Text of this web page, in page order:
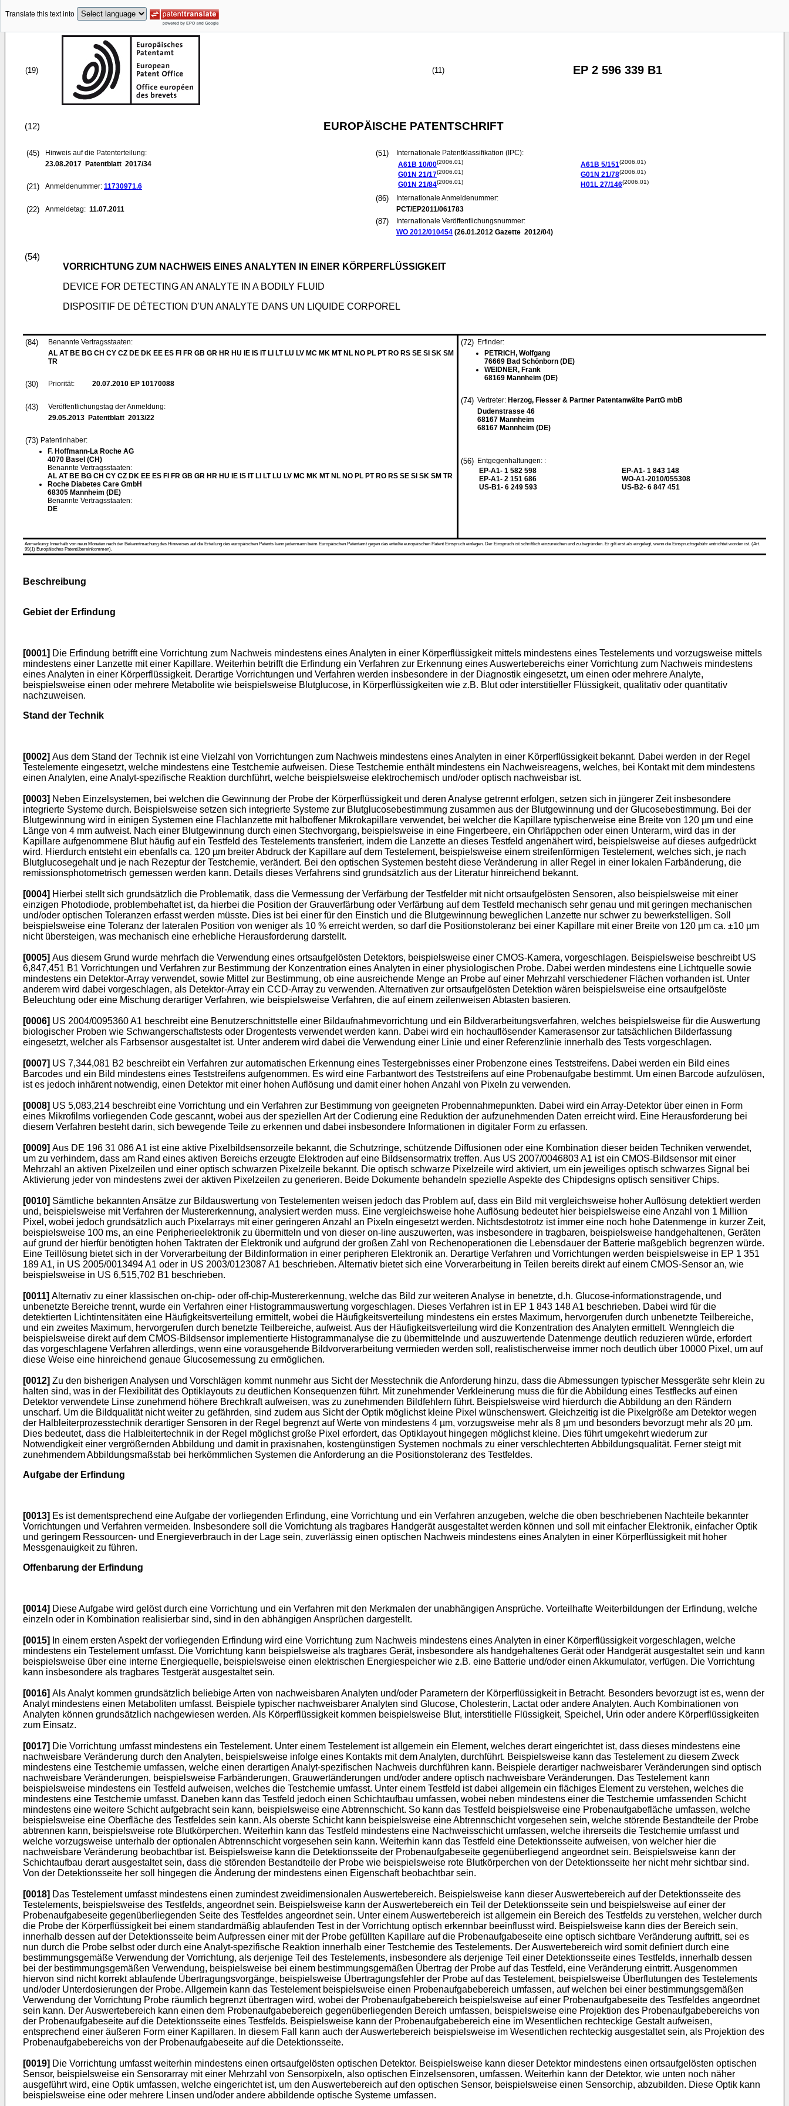
Translate this text into
(19) (11) EP 2 596 339 B1
(12) EUROPÄISCHE PATENTSCHRIFT
(45)
Hinweis auf die Patenterteilung:
23.08.2017 Patentblatt 2017/34
(21) Anmeldenummer: 11730971.6
(22) Anmeldetag: 11.07.2011
(51)
Internationale Patentklassifikation (IPC):
A61B 10/00(2006.01)
G01N 21/17(2006.01)
G01N 21/84(2006.01)
A61B 5/151(2006.01)
G01N 21/78(2006.01)
H01L 27/146(2006.01)
(86)
Internationale Anmeldenummer:
PCT/EP2011/061783
(87)
Internationale Veröffentlichungsnummer:
WO 2012/010454 (26.01.2012 Gazette 2012/04)
(54)
VORRICHTUNG ZUM NACHWEIS EINES ANALYTEN IN EINER KÖRPERFLÜSSIGKEIT
DEVICE FOR DETECTING AN ANALYTE IN A BODILY FLUID
DISPOSITIF DE DÉTECTION D'UN ANALYTE DANS UN LIQUIDE CORPOREL
(84)
Benannte Vertragsstaaten:
AL AT BE BG CH CY CZ DE DK EE ES FI FR GB GR HR HU IE IS IT LI LT LU LV MC MK MT NL NO PL PT RO RS SE SI SK SM
TR
(30) Priorität: 20.07.2010 EP 10170088
(43)
Veröffentlichungstag der Anmeldung:
29.05.2013 Patentblatt 2013/22
(73) Patentinhaber:
F. Hoffmann-La Roche AG
4070 Basel (CH)
Benannte Vertragsstaaten:
AL AT BE BG CH CY CZ DK EE ES FI FR GB GR HR HU IE IS IT LI LT LU LV MC MK MT NL NO PL PT RO RS SE SI SK SM TR
Roche Diabetes Care GmbH
68305 Mannheim (DE)
Benannte Vertragsstaaten:
DE
(72) Erfinder:
PETRICH, Wolfgang
76669 Bad Schönborn (DE)
WEIDNER, Frank
68169 Mannheim (DE)
(74) Vertreter: Herzog, Fiesser & Partner Patentanwälte PartG mbB
Dudenstrasse 46
68167 Mannheim
68167 Mannheim (DE)
(56) Entgegenhaltungen: :
EP-A1- 1 582 598
EP-A1- 2 151 686
US-B1- 6 249 593
EP-A1- 1 843 148
WO-A1-2010/055308
US-B2- 6 847 451
Anmerkung: Innerhalb von neun Monaten nach der Bekanntmachung des Hinweises auf die Erteilung des europäischen Patents kann jedermann beim Europäischen Patentamt gegen das erteilte europäischen Patent Einspruch einlegen. Der Einspruch ist schriftlich einzureichen und zu begründen. Er gilt erst als eingelegt, wenn die Einspruchsgebühr entrichtet worden ist. (Art.
99(1) Europäisches Patentübereinkommen).
Beschreibung
Gebiet der Erfindung
[0001] Die Erfindung betrifft eine Vorrichtung zum Nachweis mindestens eines Analyten in einer Körperflüssigkeit mittels mindestens eines Testelements und vorzugsweise mittels
mindestens einer Lanzette mit einer Kapillare. Weiterhin betrifft die Erfindung ein Verfahren zur Erkennung eines Auswertebereichs einer Vorrichtung zum Nachweis mindestens
eines Analyten in einer Körperflüssigkeit. Derartige Vorrichtungen und Verfahren werden insbesondere in der Diagnostik eingesetzt, um einen oder mehrere Analyte,
beispielsweise einen oder mehrere Metabolite wie beispielsweise Blutglucose, in Körperflüssigkeiten wie z.B. Blut oder interstitieller Flüssigkeit, qualitativ oder quantitativ
nachzuweisen.
Stand der Technik
[0002] Aus dem Stand der Technik ist eine Vielzahl von Vorrichtungen zum Nachweis mindestens eines Analyten in einer Körperflüssigkeit bekannt. Dabei werden in der Regel
Testelemente eingesetzt, welche mindestens eine Testchemie aufweisen. Diese Testchemie enthält mindestens ein Nachweisreagens, welches, bei Kontakt mit dem mindestens
einen Analyten, eine Analyt-spezifische Reaktion durchführt, welche beispielsweise elektrochemisch und/oder optisch nachweisbar ist.
[0003] Neben Einzelsystemen, bei welchen die Gewinnung der Probe der Körperflüssigkeit und deren Analyse getrennt erfolgen, setzen sich in jüngerer Zeit insbesondere
integrierte Systeme durch. Beispielsweise setzen sich integrierte Systeme zur Blutglucosebestimmung zusammen aus der Blutgewinnung und der Glucosebestimmung. Bei der
Blutgewinnung wird in einigen Systemen eine Flachlanzette mit halboffener Mikrokapillare verwendet, bei welcher die Kapillare typischerweise eine Breite von 120 µm und eine
Länge von 4 mm aufweist. Nach einer Blutgewinnung durch einen Stechvorgang, beispielsweise in eine Fingerbeere, ein Ohrläppchen oder einen Unterarm, wird das in der
Kapillare aufgenommene Blut häufig auf ein Testfeld des Testelements transferiert, indem die Lanzette an dieses Testfeld angenähert wird, beispielsweise auf dieses aufgedrückt
wird. Hierdurch entsteht ein ebenfalls ca. 120 µm breiter Abdruck der Kapillare auf dem Testelement, beispielsweise einem streifenförmigen Testelement, welches sich, je nach
Blutglucosegehalt und je nach Rezeptur der Testchemie, verändert. Bei den optischen Systemen besteht diese Veränderung in aller Regel in einer lokalen Farbänderung, die
remissionsphotometrisch gemessen werden kann. Details dieses Verfahrens sind grundsätzlich aus der Literatur hinreichend bekannt.
[0004] Hierbei stellt sich grundsätzlich die Problematik, dass die Vermessung der Verfärbung der Testfelder mit nicht ortsaufgelösten Sensoren, also beispielsweise mit einer
einzigen Photodiode, problembehaftet ist, da hierbei die Position der Grauverfärbung oder Verfärbung auf dem Testfeld mechanisch sehr genau und mit geringen mechanischen
und/oder optischen Toleranzen erfasst werden müsste. Dies ist bei einer für den Einstich und die Blutgewinnung beweglichen Lanzette nur schwer zu bewerkstelligen. Soll
beispielsweise eine Toleranz der lateralen Position von weniger als 10 % erreicht werden, so darf die Positionstoleranz bei einer Kapillare mit einer Breite von 120 µm ca. ±10 µm
nicht übersteigen, was mechanisch eine erhebliche Herausforderung darstellt.
[0005] Aus diesem Grund wurde mehrfach die Verwendung eines ortsaufgelösten Detektors, beispielsweise einer CMOS-Kamera, vorgeschlagen. Beispielsweise beschreibt US
6,847,451 B1 Vorrichtungen und Verfahren zur Bestimmung der Konzentration eines Analyten in einer physiologischen Probe. Dabei werden mindestens eine Lichtquelle sowie
mindestens ein Detektor-Array verwendet, sowie Mittel zur Bestimmung, ob eine ausreichende Menge an Probe auf einer Mehrzahl verschiedener Flächen vorhanden ist. Unter
anderem wird dabei vorgeschlagen, als Detektor-Array ein CCD-Array zu verwenden. Alternativen zur ortsaufgelösten Detektion wären beispielsweise eine ortsaufgelöste
Beleuchtung oder eine Mischung derartiger Verfahren, wie beispielsweise Verfahren, die auf einem zeilenweisen Abtasten basieren.
[0006] US 2004/0095360 A1 beschreibt eine Benutzerschnittstelle einer Bildaufnahmevorrichtung und ein Bildverarbeitungsverfahren, welches beispielsweise für die Auswertung
biologischer Proben wie Schwangerschaftstests oder Drogentests verwendet werden kann. Dabei wird ein hochauflösender Kamerasensor zur tatsächlichen Bilderfassung
eingesetzt, welcher als Farbsensor ausgestaltet ist. Unter anderem wird dabei die Verwendung einer Linie und einer Referenzlinie innerhalb des Tests vorgeschlagen.
[0007] US 7,344,081 B2 beschreibt ein Verfahren zur automatischen Erkennung eines Testergebnisses einer Probenzone eines Teststreifens. Dabei werden ein Bild eines
Barcodes und ein Bild mindestens eines Teststreifens aufgenommen. Es wird eine Farbantwort des Teststreifens auf eine Probenaufgabe bestimmt. Um einen Barcode aufzulösen,
ist es jedoch inhärent notwendig, einen Detektor mit einer hohen Auflösung und damit einer hohen Anzahl von Pixeln zu verwenden.
[0008] US 5,083,214 beschreibt eine Vorrichtung und ein Verfahren zur Bestimmung von geeigneten Probennahmepunkten. Dabei wird ein Array-Detektor über einen in Form
eines Mikrofilms vorliegenden Code gescannt, wobei aus der speziellen Art der Codierung eine Reduktion der aufzunehmenden Daten erreicht wird. Eine Herausforderung bei
diesem Verfahren besteht darin, sich bewegende Teile zu erkennen und dabei insbesondere Informationen in digitaler Form zu erfassen.
[0009] Aus DE 196 31 086 A1 ist eine aktive Pixelbildsensorzeile bekannt, die Schutzringe, schützende Diffusionen oder eine Kombination dieser beiden Techniken verwendet,
um zu verhindern, dass am Rand eines aktiven Bereichs erzeugte Elektroden auf eine Bildsensormatrix treffen. Aus US 2007/0046803 A1 ist ein CMOS-Bildsensor mit einer
Mehrzahl an aktiven Pixelzeilen und einer optisch schwarzen Pixelzeile bekannt. Die optisch schwarze Pixelzeile wird aktiviert, um ein jeweiliges optisch schwarzes Signal bei
Aktivierung jeder von mindestens zwei der aktiven Pixelzeilen zu generieren. Beide Dokumente behandeln spezielle Aspekte des Chipdesigns optisch sensitiver Chips.
[0010] Sämtliche bekannten Ansätze zur Bildauswertung von Testelementen weisen jedoch das Problem auf, dass ein Bild mit vergleichsweise hoher Auflösung detektiert werden
und, beispielsweise mit Verfahren der Mustererkennung, analysiert werden muss. Eine vergleichsweise hohe Auflösung bedeutet hier beispielsweise eine Anzahl von 1 Million
Pixel, wobei jedoch grundsätzlich auch Pixelarrays mit einer geringeren Anzahl an Pixeln eingesetzt werden. Nichtsdestotrotz ist immer eine noch hohe Datenmenge in kurzer Zeit,
beispielsweise 100 ms, an eine Peripherieelektronik zu übermitteln und von dieser on-line auszuwerten, was insbesondere in tragbaren, beispielsweise handgehaltenen, Geräten
auf grund der hierfür benötigten hohen Taktraten der Elektronik und aufgrund der großen Zahl von Rechenoperationen die Lebensdauer der Batterie maßgeblich begrenzen würde.
Eine Teillösung bietet sich in der Vorverarbeitung der Bildinformation in einer peripheren Elektronik an. Derartige Verfahren und Vorrichtungen werden beispielsweise in EP 1 351
189 A1, in US 2005/0013494 A1 oder in US 2003/0123087 A1 beschrieben. Alternativ bietet sich eine Vorverarbeitung in Teilen bereits direkt auf einem CMOS-Sensor an, wie
beispielsweise in US 6,515,702 B1 beschrieben.
[0011] Alternativ zu einer klassischen on-chip- oder off-chip-Mustererkennung, welche das Bild zur weiteren Analyse in benetzte, d.h. Glucose-informationstragende, und
unbenetzte Bereiche trennt, wurde ein Verfahren einer Histogrammauswertung vorgeschlagen. Dieses Verfahren ist in EP 1 843 148 A1 beschrieben. Dabei wird für die
detektierten Lichtintensitäten eine Häufigkeitsverteilung ermittelt, wobei die Häufigkeitsverteilung mindestens ein erstes Maximum, hervorgerufen durch unbenetzte Teilbereiche,
und ein zweites Maximum, hervorgerufen durch benetzte Teilbereiche, aufweist. Aus der Häufigkeitsverteilung wird die Konzentration des Analyten ermittelt. Wenngleich die
beispielsweise direkt auf dem CMOS-Bildsensor implementierte Histogrammanalyse die zu übermittelnde und auszuwertende Datenmenge deutlich reduzieren würde, erfordert
das vorgeschlagene Verfahren allerdings, wenn eine vorausgehende Bildvorverarbeitung vermieden werden soll, realistischerweise immer noch deutlich über 10000 Pixel, um auf
diese Weise eine hinreichend genaue Glucosemessung zu ermöglichen.
[0012] Zu den bisherigen Analysen und Vorschlägen kommt nunmehr aus Sicht der Messtechnik die Anforderung hinzu, dass die Abmessungen typischer Messgeräte sehr klein zu
halten sind, was in der Flexibilität des Optiklayouts zu deutlichen Konsequenzen führt. Mit zunehmender Verkleinerung muss die für die Abbildung eines Testflecks auf einen
Detektor verwendete Linse zunehmend höhere Brechkraft aufweisen, was zu zunehmenden Bildfehlern führt. Beispielsweise wird hierdurch die Abbildung an den Rändern
unscharf. Um die Bildqualität nicht weiter zu gefährden, sind zudem aus Sicht der Optik möglichst kleine Pixel wünschenswert. Gleichzeitig ist die Pixelgröße am Detektor wegen
der Halbleiterprozesstechnik derartiger Sensoren in der Regel begrenzt auf Werte von mindestens 4 µm, vorzugsweise mehr als 8 µm und besonders bevorzugt mehr als 20 µm.
Dies bedeutet, dass die Halbleitertechnik in der Regel möglichst große Pixel erfordert, das Optiklayout hingegen möglichst kleine. Dies führt umgekehrt wiederum zur
Notwendigkeit einer vergrößernden Abbildung und damit in praxisnahen, kostengünstigen Systemen nochmals zu einer verschlechterten Abbildungsqualität. Ferner steigt mit
zunehmendem Abbildungsmaßstab bei herkömmlichen Systemen die Anforderung an die Positionstoleranz des Testfeldes.
Aufgabe der Erfindung
[0013] Es ist dementsprechend eine Aufgabe der vorliegenden Erfindung, eine Vorrichtung und ein Verfahren anzugeben, welche die oben beschriebenen Nachteile bekannter
Vorrichtungen und Verfahren vermeiden. Insbesondere soll die Vorrichtung als tragbares Handgerät ausgestaltet werden können und soll mit einfacher Elektronik, einfacher Optik
und geringem Ressourcen- und Energieverbrauch in der Lage sein, zuverlässig einen optischen Nachweis mindestens eines Analyten in einer Körperflüssigkeit mit hoher
Messgenauigkeit zu führen.
Offenbarung der Erfindung
[0014] Diese Aufgabe wird gelöst durch eine Vorrichtung und ein Verfahren mit den Merkmalen der unabhängigen Ansprüche. Vorteilhafte Weiterbildungen der Erfindung, welche
einzeln oder in Kombination realisierbar sind, sind in den abhängigen Ansprüchen dargestellt.
[0015]
In einem ersten Aspekt der vorliegenden Erfindung wird eine Vorrichtung zum Nachweis mindestens eines Analyten in einer Körperflüssigkeit vorgeschlagen, welche
mindestens ein Testelement umfasst. Die Vorrichtung kann beispielsweise als tragbares Gerät, insbesondere als handgehaltenes Gerät oder Handgerät ausgestaltet sein und kann
beispielsweise über eine interne Energiequelle, beispielsweise einen elektrischen Energiespeicher wie z.B. eine Batterie und/oder einen Akkumulator, verfügen. Die Vorrichtung
kann insbesondere als tragbares Testgerät ausgestaltet sein.
[0016] Als Analyt kommen grundsätzlich beliebige Arten von nachweisbaren Analyten und/oder Parametern der Körperflüssigkeit in Betracht. Besonders bevorzugt ist es, wenn der
Analyt mindestens einen Metaboliten umfasst. Beispiele typischer nachweisbarer Analyten sind Glucose, Cholesterin, Lactat oder andere Analyten. Auch Kombinationen von
Analyten können grundsätzlich nachgewiesen werden. Als Körperflüssigkeit kommen beispielsweise Blut, interstitielle Flüssigkeit, Speichel, Urin oder andere Körperflüssigkeiten
zum Einsatz.
[0017] Die Vorrichtung umfasst mindestens ein Testelement. Unter einem Testelement ist allgemein ein Element, welches derart eingerichtet ist, dass dieses mindestens eine
nachweisbare Veränderung durch den Analyten, beispielsweise infolge eines Kontakts mit dem Analyten, durchführt. Beispielsweise kann das Testelement zu diesem Zweck
mindestens eine Testchemie umfassen, welche einen derartigen Analyt-spezifischen Nachweis durchführen kann. Beispiele derartiger nachweisbarer Veränderungen sind optisch
nachweisbare Veränderungen, beispielsweise Farbänderungen, Grauwertänderungen und/oder andere optisch nachweisbare Veränderungen. Das Testelement kann
beispielsweise mindestens ein Testfeld aufweisen, welches die Testchemie umfasst. Unter einem Testfeld ist dabei allgemein ein flächiges Element zu verstehen, welches die
mindestens eine Testchemie umfasst. Daneben kann das Testfeld jedoch einen Schichtaufbau umfassen, wobei neben mindestens einer die Testchemie umfassenden Schicht
mindestens eine weitere Schicht aufgebracht sein kann, beispielsweise eine Abtrennschicht. So kann das Testfeld beispielsweise eine Probenaufgabefläche umfassen, welche
beispielsweise eine Oberfläche des Testfeldes sein kann. Als oberste Schicht kann beispielsweise eine Abtrennschicht vorgesehen sein, welche störende Bestandteile der Probe
abtrennen kann, beispielsweise rote Blutkörperchen. Weiterhin kann das Testfeld mindestens eine Nachweisschicht umfassen, welche ihrerseits die Testchemie umfasst und
welche vorzugsweise unterhalb der optionalen Abtrennschicht vorgesehen sein kann. Weiterhin kann das Testfeld eine Detektionsseite aufweisen, von welcher hier die
nachweisbare Veränderung beobachtbar ist. Beispielsweise kann die Detektionsseite der Probenaufgabeseite gegenüberliegend angeordnet sein. Beispielsweise kann der
Schichtaufbau derart ausgestaltet sein, dass die störenden Bestandteile der Probe wie beispielsweise rote Blutkörperchen von der Detektionsseite her nicht mehr sichtbar sind.
Von der Detektionsseite her soll hingegen die Änderung der mindestens einen Eigenschaft beobachtbar sein.
[0018] Das Testelement umfasst mindestens einen zumindest zweidimensionalen Auswertebereich. Beispielsweise kann dieser Auswertebereich auf der Detektionsseite des
Testelements, beispielsweise des Testfelds, angeordnet sein. Beispielsweise kann der Auswertebereich ein Teil der Detektionsseite sein und beispielsweise auf einer der
Probenaufgabeseite gegenüberliegenden Seite des Testfeldes angeordnet sein. Unter einem Auswertebereich ist allgemein ein Bereich des Testfelds zu verstehen, welcher durch
die Probe der Körperflüssigkeit bei einem standardmäßig ablaufenden Test in der Vorrichtung optisch erkennbar beeinflusst wird. Beispielsweise kann dies der Bereich sein,
innerhalb dessen auf der Detektionsseite beim Aufpressen einer mit der Probe gefüllten Kapillare auf die Probenaufgabeseite eine optisch sichtbare Veränderung auftritt, sei es
nun durch die Probe selbst oder durch eine Analyt-spezifische Reaktion innerhalb einer Testchemie des Testelements. Der Auswertebereich wird somit definiert durch eine
bestimmungsgemäße Verwendung der Vorrichtung, als derjenige Teil des Testelements, insbesondere als derjenige Teil einer Detektionsseite eines Testfelds, innerhalb dessen
bei der bestimmungsgemäßen Verwendung, beispielsweise bei einem bestimmungsgemäßen Übertrag der Probe auf das Testfeld, eine Veränderung eintritt. Ausgenommen
hiervon sind nicht korrekt ablaufende Übertragungsvorgänge, beispielsweise Übertragungsfehler der Probe auf das Testelement, beispielsweise Überflutungen des Testelements
und/oder Unterdosierungen der Probe. Allgemein kann das Testelement beispielsweise einen Probenaufgabebereich umfassen, auf welchen bei einer bestimmungsgemäßen
Verwendung der Vorrichtung Probe räumlich begrenzt übertragen wird, wobei der Probenaufgabebereich beispielsweise auf einer Probenaufgabeseite des Testfeldes angeordnet
sein kann. Der Auswertebereich kann einen dem Probenaufgabebereich gegenüberliegenden Bereich umfassen, beispielsweise eine Projektion des Probenaufgabebereichs von
der Probenaufgabeseite auf die Detektionsseite eines Testfelds. Beispielsweise kann der Probenaufgabebereich eine im Wesentlichen rechteckige Gestalt aufweisen,
entsprechend einer äußeren Form einer Kapillaren. In diesem Fall kann auch der Auswertebereich beispielsweise im Wesentlichen rechteckig ausgestaltet sein, als Projektion des
Probenaufgabebereichs von der Probenaufgabeseite auf die Detektionsseite.
[0019] Die Vorrichtung umfasst weiterhin mindestens einen ortsaufgelösten optischen Detektor. Beispielsweise kann dieser Detektor mindestens einen ortsaufgelösten optischen
Sensor, beispielsweise ein Sensorarray mit einer Mehrzahl von Sensorpixeln, also optischen Einzelsensoren, umfassen. Weiterhin kann der Detektor, wie unten noch näher
ausgeführt wird, eine Optik umfassen, welche eingerichtet ist, um den Auswertebereich auf den optischen Sensor, beispielsweise einen Sensorchip, abzubilden. Diese Optik kann
beispielsweise eine oder mehrere Linsen und/oder andere abbildende optische Systeme umfassen.